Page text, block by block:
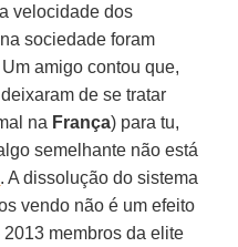
velocidade dos
sociedade foram
amigo contou que,
de se tratar
na França) para tu,
semelhante não está
. A dissolução do sistema
vendo não é um efeito
membros da elite